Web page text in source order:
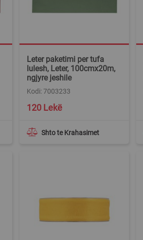
Leter paketimi per tufa
lulesh, Leter, 100cmx20m,
ngjyre jeshile
Kodi: 7003233
Shto te Krahasimet
120 Lekë